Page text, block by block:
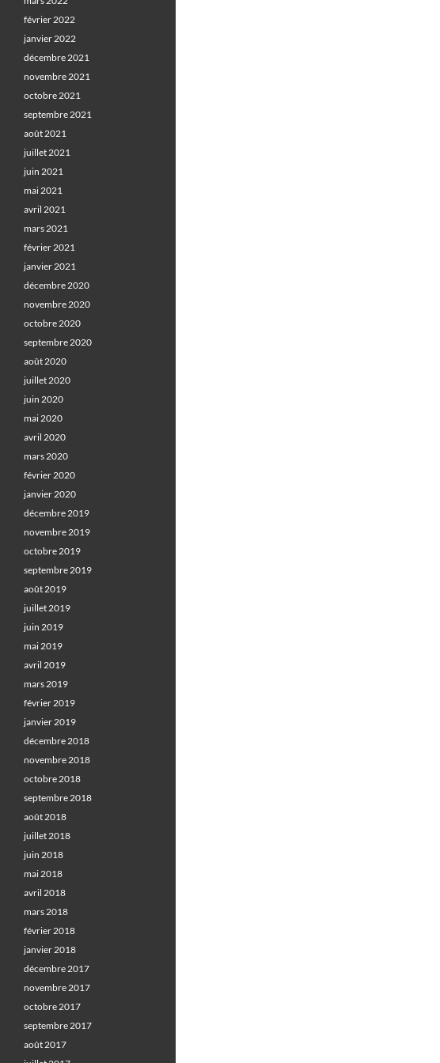
février 2022
janvier 2022
décembre 2021
novembre 2021
octobre 2021
septembre 2021
août 2021
juillet 2021
juin 2021
mai 2021
avril 2021
mars 2021
février 2021
janvier 2021
décembre 2020
novembre 2020
octobre 2020
septembre 2020
août 2020
juillet 2020
juin 2020
mai 2020
avril 2020
mars 2020
février 2020
janvier 2020
décembre 2019
novembre 2019
octobre 2019
septembre 2019
août 2019
juillet 2019
juin 2019
mai 2019
avril 2019
mars 2019
février 2019
janvier 2019
décembre 2018
novembre 2018
octobre 2018
septembre 2018
août 2018
juillet 2018
juin 2018
mai 2018
avril 2018
mars 2018
février 2018
janvier 2018
décembre 2017
novembre 2017
octobre 2017
septembre 2017
août 2017